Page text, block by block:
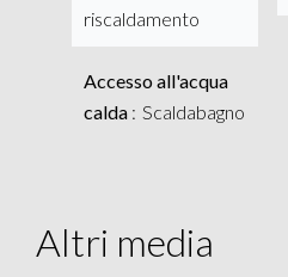
riscaldamento
Accesso all'acqua
calda
Scaldabagno
Altri media